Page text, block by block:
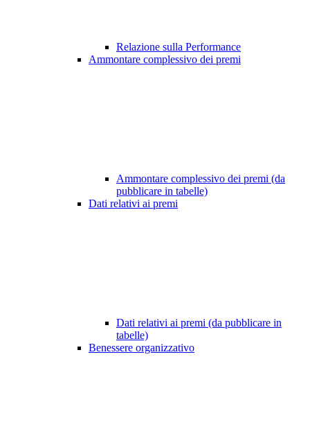
Relazione sulla Performance
Ammontare complessivo dei premi
Ammontare complessivo dei premi (da
pubblicare in tabelle)
Dati relativi ai premi
Dati relativi ai premi (da pubblicare in
tabelle)
Benessere organizzativo